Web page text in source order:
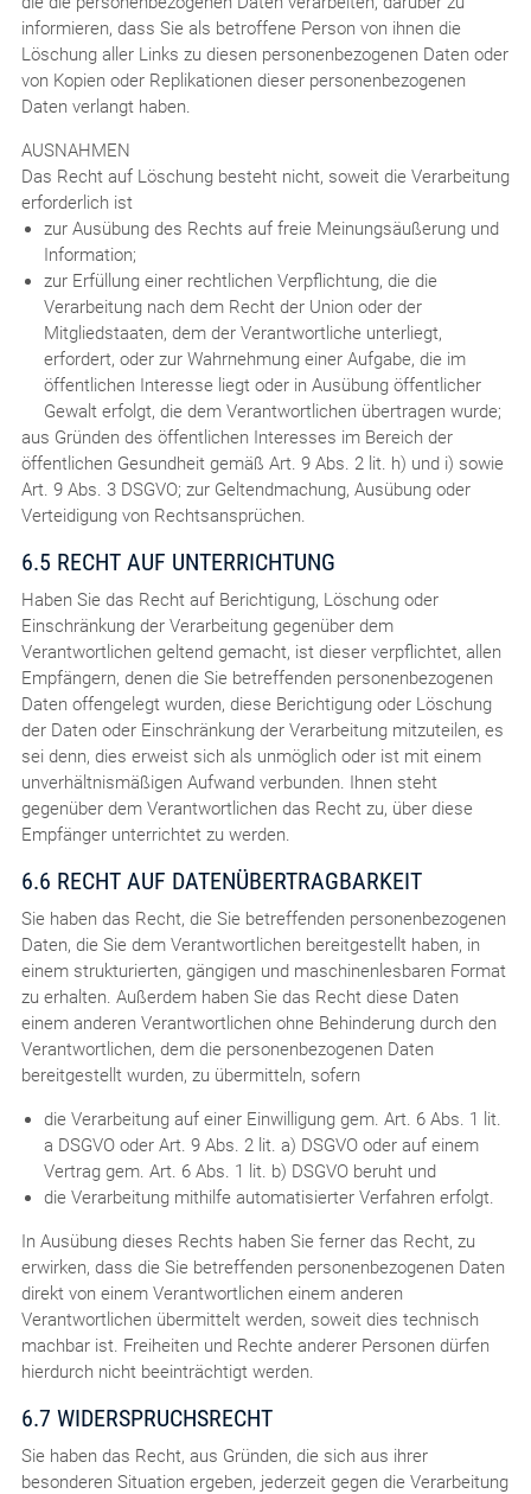
informieren, dass Sie als betroffene Person von ihnen die
Löschung aller Links zu diesen personenbezogenen Daten oder
von Kopien oder Replikationen dieser personenbezogenen
Daten verlangt haben.
AUSNAHMEN
Das Recht auf Löschung besteht nicht, soweit die Verarbeitung
erforderlich ist
zur Ausübung des Rechts auf freie Meinungsäußerung und
Information;
zur Erfüllung einer rechtlichen Verpflichtung, die die
Verarbeitung nach dem Recht der Union oder der
Mitgliedstaaten, dem der Verantwortliche unterliegt,
erfordert, oder zur Wahrnehmung einer Aufgabe, die im
öffentlichen Interesse liegt oder in Ausübung öffentlicher
Gewalt erfolgt, die dem Verantwortlichen übertragen wurde;
aus Gründen des öffentlichen Interesses im Bereich der
öffentlichen Gesundheit gemäß Art. 9 Abs. 2 lit. h) und i) sowie
Art. 9 Abs. 3 DSGVO; zur Geltendmachung, Ausübung oder
Verteidigung von Rechtsansprüchen.
6.5 RECHT AUF UNTERRICHTUNG
Haben Sie das Recht auf Berichtigung, Löschung oder
Einschränkung der Verarbeitung gegenüber dem
Verantwortlichen geltend gemacht, ist dieser verpflichtet, allen
Empfängern, denen die Sie betreffenden personenbezogenen
Daten offengelegt wurden, diese Berichtigung oder Löschung
der Daten oder Einschränkung der Verarbeitung mitzuteilen, es
sei denn, dies erweist sich als unmöglich oder ist mit einem
unverhältnismäßigen Aufwand verbunden. Ihnen steht
gegenüber dem Verantwortlichen das Recht zu, über diese
Empfänger unterrichtet zu werden.
6.6 RECHT AUF DATENÜBERTRAGBARKEIT
Sie haben das Recht, die Sie betreffenden personenbezogenen
Daten, die Sie dem Verantwortlichen bereitgestellt haben, in
einem strukturierten, gängigen und maschinenlesbaren Format
zu erhalten. Außerdem haben Sie das Recht diese Daten
einem anderen Verantwortlichen ohne Behinderung durch den
Verantwortlichen, dem die personenbezogenen Daten
bereitgestellt wurden, zu übermitteln, sofern
die Verarbeitung auf einer Einwilligung gem. Art. 6 Abs. 1 lit.
a DSGVO oder Art. 9 Abs. 2 lit. a) DSGVO oder auf einem
Vertrag gem. Art. 6 Abs. 1 lit. b) DSGVO beruht und
die Verarbeitung mithilfe automatisierter Verfahren erfolgt.
In Ausübung dieses Rechts haben Sie ferner das Recht, zu
erwirken, dass die Sie betreffenden personenbezogenen Daten
direkt von einem Verantwortlichen einem anderen
Verantwortlichen übermittelt werden, soweit dies technisch
machbar ist. Freiheiten und Rechte anderer Personen dürfen
hierdurch nicht beeinträchtigt werden.
6.7 WIDERSPRUCHSRECHT
Sie haben das Recht, aus Gründen, die sich aus ihrer
besonderen Situation ergeben, jederzeit gegen die Verarbeitung